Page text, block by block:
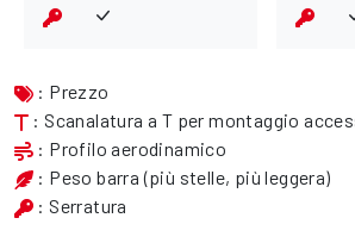
: Prezzo
: Scanalatura a T per montaggio
: Profilo aerodinamico
: Peso barra (più stelle, più leggera)
: Serratura